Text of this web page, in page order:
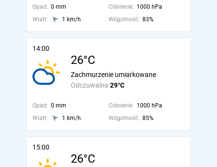
Opad: 0 mm Ciśnienie: 1000 hPa
Wiatr:
1 km/h Wilgotność: 83%
14:00
26°C
Odczuwalna 29°C
Zachmurzenie umiarkowane
Opad: 0 mm Ciśnienie: 1000 hPa
Wiatr:
1 km/h Wilgotność: 85%
15:00
26°C